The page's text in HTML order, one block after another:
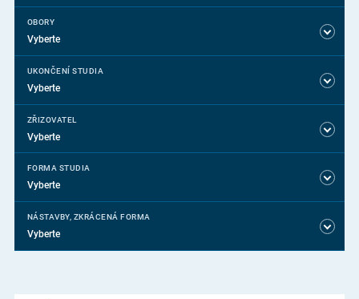
OBORY
Vyberte
UKONČENÍ STUDIA
Vyberte
ZŘIZOVATEL
Vyberte
FORMA STUDIA
Vyberte
NÁSTAVBY, ZKRÁCENÁ FORMA
Vyberte